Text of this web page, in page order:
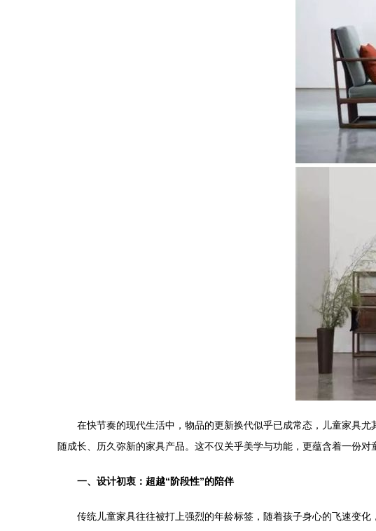
在快节奏的现代生活中，物品的更新换代似乎已成常态，儿童家具
随成长、历久弥新的家具产品。这不仅关乎美学与功能，更蕴含着一份对
一、设计初衷：超越“阶段性”的陪伴
传统儿童家具往往被打上强烈的年龄标签，随着孩子身心的飞速变